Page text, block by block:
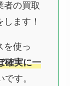
者の買取
ます！
を使っ
確実に一
す。